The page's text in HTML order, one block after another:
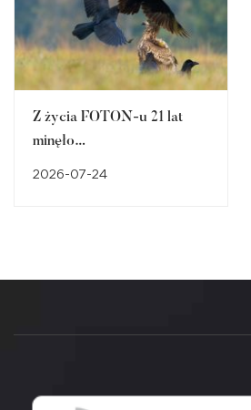
Z życia FOTON-u 21 lat
minęło…
2026-07-24